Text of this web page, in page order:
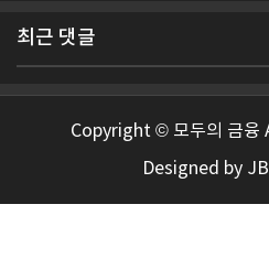
최근 댓글
Copyright © 모두의 금융
Designed by